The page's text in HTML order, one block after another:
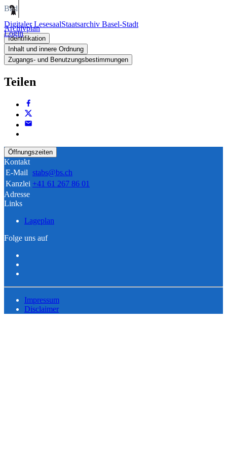
Digitaler LesesaalStaatsarchiv Basel-Stadt
Login
Bild
Archivplan
Identifikation
Inhalt und innere Ordnung
Zugangs- und Benutzungsbestimmungen
Teilen
Öffnungszeiten
Kontakt
E-Mail stabs@bs.ch
Kanzlei +41 61 267 86 01
Adresse
Links
Lageplan
Folge uns auf
Impressum
Disclaimer